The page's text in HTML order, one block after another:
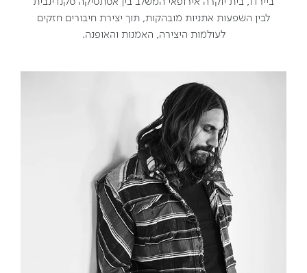
לבין השפעות אתניות מובהקות, תוך יצירת חיבורים חזקים
לעולמות היצירה, האמנות והאופנה.